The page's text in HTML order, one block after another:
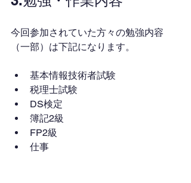
今回参加されていた方々の勉強内容
（一部）は下記になります。
基本情報技術者試験
税理士試験
DS検定
簿記2級
FP2級
仕事